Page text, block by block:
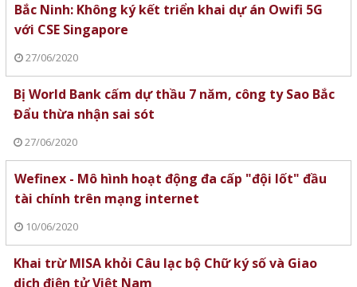
Bắc Ninh: Không ký kết triển khai dự án Owifi 5G
với CSE Singapore
27/06/2020
Bị World Bank cấm dự thầu 7 năm, công ty Sao Bắc
Đẩu thừa nhận sai sót
27/06/2020
Wefinex - Mô hình hoạt động đa cấp "đội lốt" đầu
tài chính trên mạng internet
10/06/2020
Khai trừ MISA khỏi Câu lạc bộ Chữ ký số và Giao
dịch điện tử Việt Nam